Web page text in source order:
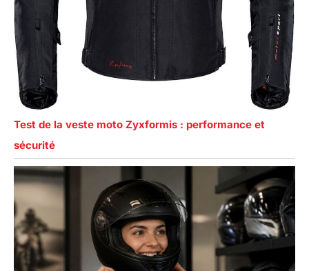
Test de la veste moto Zyxformis : performance et
sécurité